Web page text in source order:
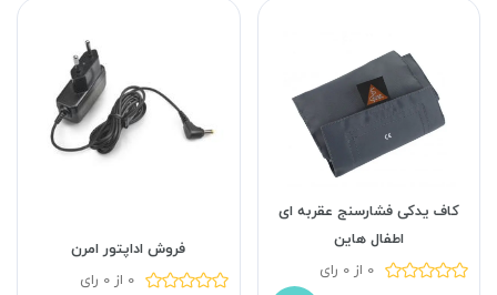
کاف یدکی فشارسنج عقربه ای
اطفال هاین
0 از 0 رای
فروش اداپتور امرن
0 از 0 رای